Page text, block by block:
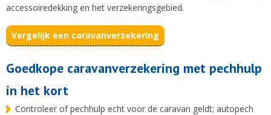
accessoiredekking en het verzekeringsgebied.
Vergelijk een caravanverzekering
Goedkope caravanverzekering met pechhulp
in het kort
Controleer of pechhulp echt voor de caravan geldt; autopech